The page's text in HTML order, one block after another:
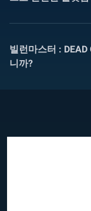
빌런마스터 : DEAD
니까?